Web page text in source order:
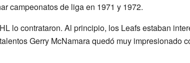
campeonatos de liga en 1971 y 1972.
lo contrataron. Al principio, los Leafs estaban
Gerry McNamara quedó muy impresionado